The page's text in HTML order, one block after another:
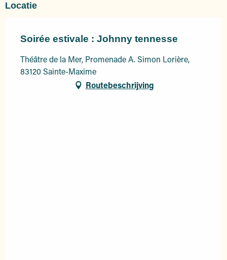
Locatie
Soirée estivale : Johnny tennesse
Théâtre de la Mer, Promenade A. Simon Lorière,
83120 Sainte-Maxime
Routebeschrijving